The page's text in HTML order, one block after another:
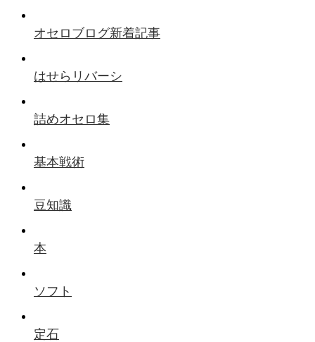
オセロブログ新着記事
はせらリバーシ
詰めオセロ集
基本戦術
豆知識
本
ソフト
定石